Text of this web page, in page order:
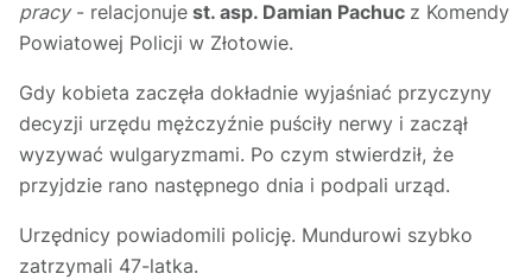
pracy- relacjonuje st. asp. Damian Pachuc z Komendy
Powiatowej Policji w Złotowie.
Gdy kobieta zaczęła dokładnie wyjaśniać przyczyny
decyzji urzędu mężczyźnie puściły nerwy i zaczął
wyzywać wulgaryzmami. Po czym stwierdził, że
przyjdzie rano następnego dnia i podpali urząd.
Urzędnicy powiadomili policję. Mundurowi szybko
zatrzymali 47-latka.